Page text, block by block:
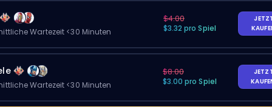
Wartezeit <30 Minuten
$4.00
$3.32 pro Spiel
Wartezeit <30 Minuten
$8.00
$3.00 pro Spiel